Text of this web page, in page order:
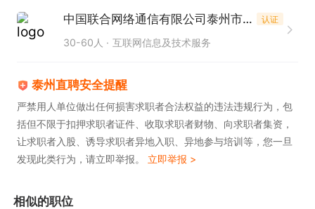
公司提供五险一金、餐补、话补、节日福利、带薪年
休假、加班补助、年终奖以及免费培训等优厚待遇，
中国联合网络通信有限公司泰州市高港区分公司 认证
30-60人 互联网信息及技术服务
泰州直聘安全提醒
严禁用人单位做出任何损害求职者合法权益的违法违规行为，包
括但不限于扣押求职者证件、收取求职者财物、向求职者集资，
让求职者入股、诱导求职者异地入职、异地参与培训等，您一旦
发现此类行为，请立即举报。 立即举报 >
相似的职位